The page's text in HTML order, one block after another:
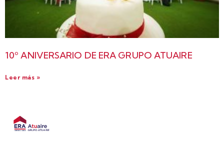
10º ANIVERSARIO DE ERA GRUPO ATUAIRE
Leer más »